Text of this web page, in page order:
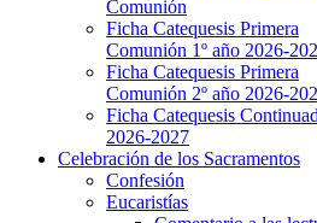
Comunión
Ficha Catequesis Primera
Comunión 1º año 2026-
Ficha Catequesis Primera
Comunión 2º año 2026-
Ficha Catequesis
2026-2027
Celebración de los Sacramentos
Confesión
Eucaristías